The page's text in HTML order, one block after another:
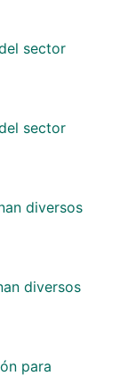
sector
sector
diversos
diversos
para